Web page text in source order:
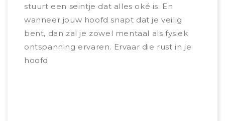
stuurt een seintje dat alles oké is. En
wanneer jouw hoofd snapt dat je veilig
bent, dan zal je zowel mentaal als fysiek
ontspanning ervaren. Ervaar die rust in je
hoofd